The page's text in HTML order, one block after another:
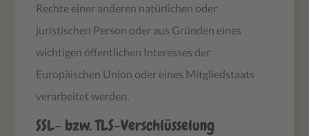
Rechte einer anderen natürlichen oder
juristischen Person oder aus Gründen eines
wichtigen öffentlichen Interesses der
Europäischen Union oder eines Mitgliedstaats
verarbeitet werden.
SSL- bzw. TLS-Verschlüsselung